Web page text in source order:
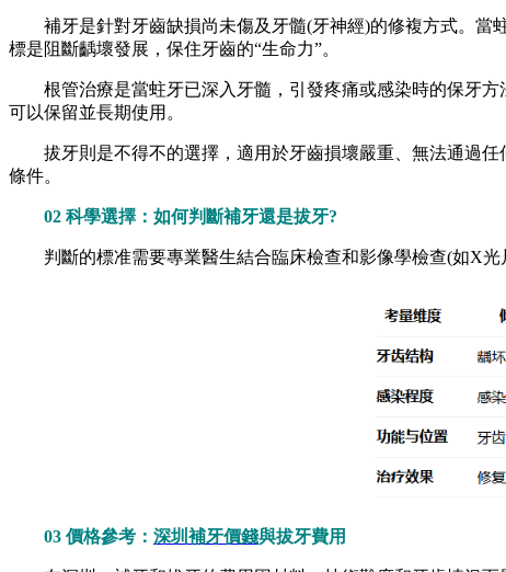
補牙是針對牙齒缺損尚未傷及牙髓(牙神經)的修複方式。當
標是阻斷齲壞發展，保住牙齒的“生命力”。
根管治療是當蛀牙已深入牙髓，引發疼痛或感染時的保牙方
可以保留並長期使用。
拔牙則是不得不的選擇，適用於牙齒損壞嚴重、無法通過任
條件。
02 科學選擇：如何判斷補牙還是拔牙?
判斷的標准需要專業醫生結合臨床檢查和影像學檢查(如X光
03 價格參考： 深圳補牙價錢與拔牙費用